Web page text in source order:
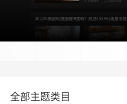
全部主题类目